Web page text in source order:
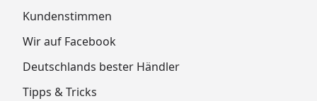
Kundenstimmen
Wir auf Facebook
Deutschlands bester Händler
Tipps & Tricks